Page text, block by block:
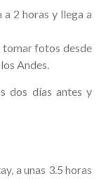
a 2 horas y llega a
tomar fotos desde
Andes.
dos días antes y
a unas 3.5 horas